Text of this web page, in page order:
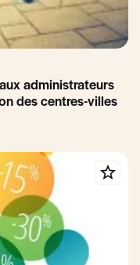
administrateurs
des centres-villes